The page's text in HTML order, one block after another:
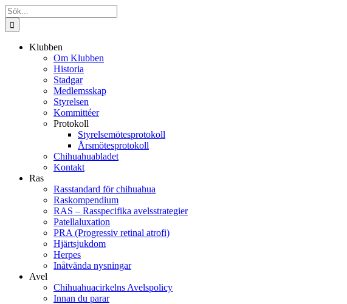
Fortsätt
till
innehållet
Sök
efter:
Klubben
Om Klubben
Historia
Stadgar
Medlemsskap
Styrelsen
Kommittéer
Protokoll
Styrelsemötesprotokoll
Årsmötesprotokoll
Chihuahuabladet
Kontakt
Ras
Rasstandard för chihuahua
Raskompendium
RAS – Rasspecifika avelsstrategier
Patellaluxation
PRA (Progressiv retinal atrofi)
Hjärtsjukdom
Herpes
Inåtvända nysningar
Avel
Chihuahuacirkelns Avelspolicy
Innan du parar